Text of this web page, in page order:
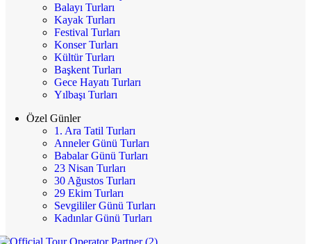
Balayı Turları
Kayak Turları
Festival Turları
Konser Turları
Kültür Turları
Başkent Turları
Gece Hayatı Turları
Yılbaşı Turları
Özel Günler
1. Ara Tatil Turları
Anneler Günü Turları
Babalar Günü Turları
23 Nisan Turları
30 Ağustos Turları
29 Ekim Turları
Sevgililer Günü Turları
Kadınlar Günü Turları